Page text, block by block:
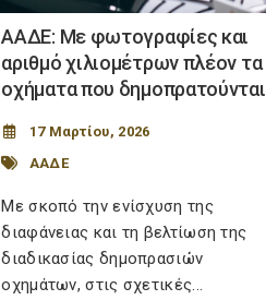
ΑΑΔΕ: Με φωτογραφίες και
αριθμό χιλιομέτρων πλέον τα
οχήματα που δημοπρατούνται
17 Μαρτίου, 2026
ΑΑΔΕ
Με σκοπό την ενίσχυση της
διαφάνειας και τη βελτίωση της
διαδικασίας δημοπρασιών
οχημάτων, στις σχετικές...